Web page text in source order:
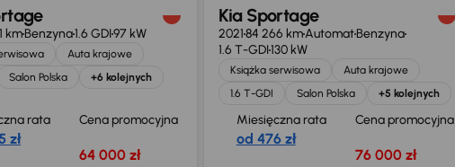
kmBenzyna1.6 GDI97 kW
Auta krajowe
Salon Polska
+6 kolejnych
rata
zł
Cena promocyjna
64 000 zł
Kia Sportage
202184 266 kmAutomatBenzyna
1.6 T-GDI130 kW
Książka serwisowa
Auta krajowe
1.6 T-GDI
Salon Polska +5 kolejnych
Miesięczna rata
od 476 zł
Cena promocyjna
76 000 zł